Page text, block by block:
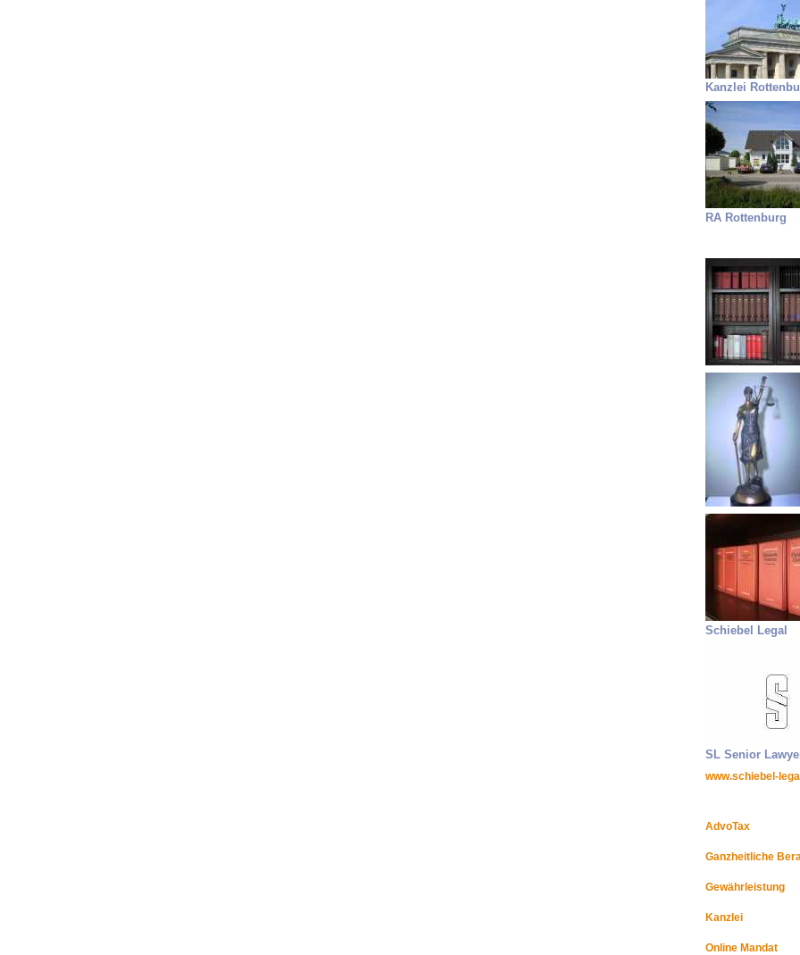
Kanzlei
RA Rottenburg
Schiebel Legal
SL Senior
www.schiebel-
AdvoTax
Ganzheitliche
Gewährleistung
Kanzlei
Online Mandat